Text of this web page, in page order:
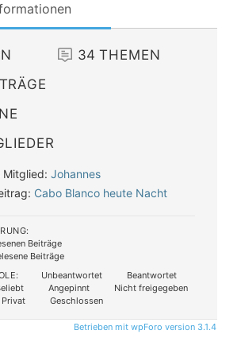
34 THEMEN
Mitglied: Johannes
Cabo Blanco heute Nacht
Beiträge
Beiträge
Unbeantwortet
Beantwortet
Angepinnt
Nicht freigegeben
Privat Geschlossen
Betrieben mit wpForo version 3.1.4